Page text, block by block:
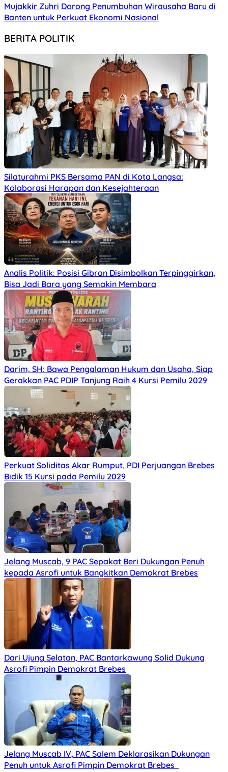
Mujakkir Zuhri Dorong Penumbuhan Wirausaha Baru di
Banten untuk Perkuat Ekonomi Nasional
BERITA POLITIK
Silaturahmi PKS Bersama PAN di Kota Langsa:
Kolaborasi Harapan dan Kesejahteraan
Analis Politik: Posisi Gibran Disimbolkan Terpinggirkan,
Bisa Jadi Bara yang Semakin Membara
Darim, SH: Bawa Pengalaman Hukum dan Usaha, Siap
Gerakkan PAC PDIP Tanjung Raih 4 Kursi Pemilu 2029
Perkuat Soliditas Akar Rumput, PDI Perjuangan Brebes
Bidik 15 Kursi pada Pemilu 2029
Jelang Muscab, 9 PAC Sepakat Beri Dukungan Penuh
kepada Asrofi untuk Bangkitkan Demokrat Brebes
Dari Ujung Selatan, PAC Bantarkawung Solid Dukung
Asrofi Pimpin Demokrat Brebes
Jelang Muscab IV, PAC Salem Deklarasikan Dukungan
Penuh untuk Asrofi Pimpin Demokrat Brebes